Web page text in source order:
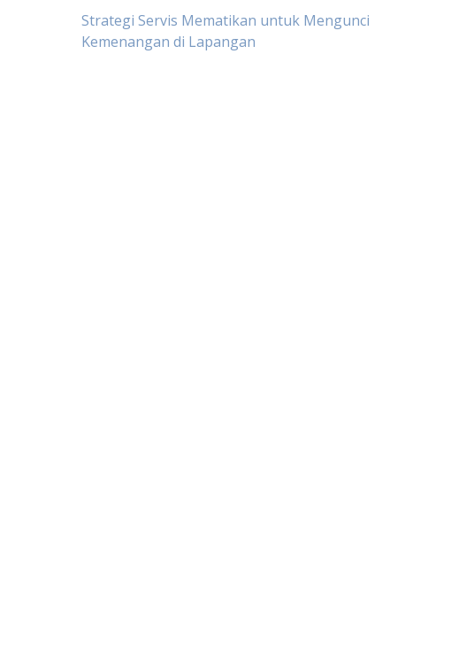
Navigasi
Strategi Servis Mematikan untuk Mengunci
Kemenangan di Lapangan